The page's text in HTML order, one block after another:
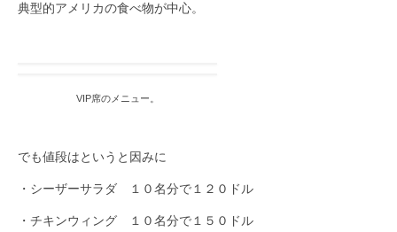
典型的アメリカの食べ物が中心。
VIP席のメニュー。
でも値段はというと因みに
・シーザーサラダ １０名分で１２０ドル
・チキンウィング １０名分で１５０ドル